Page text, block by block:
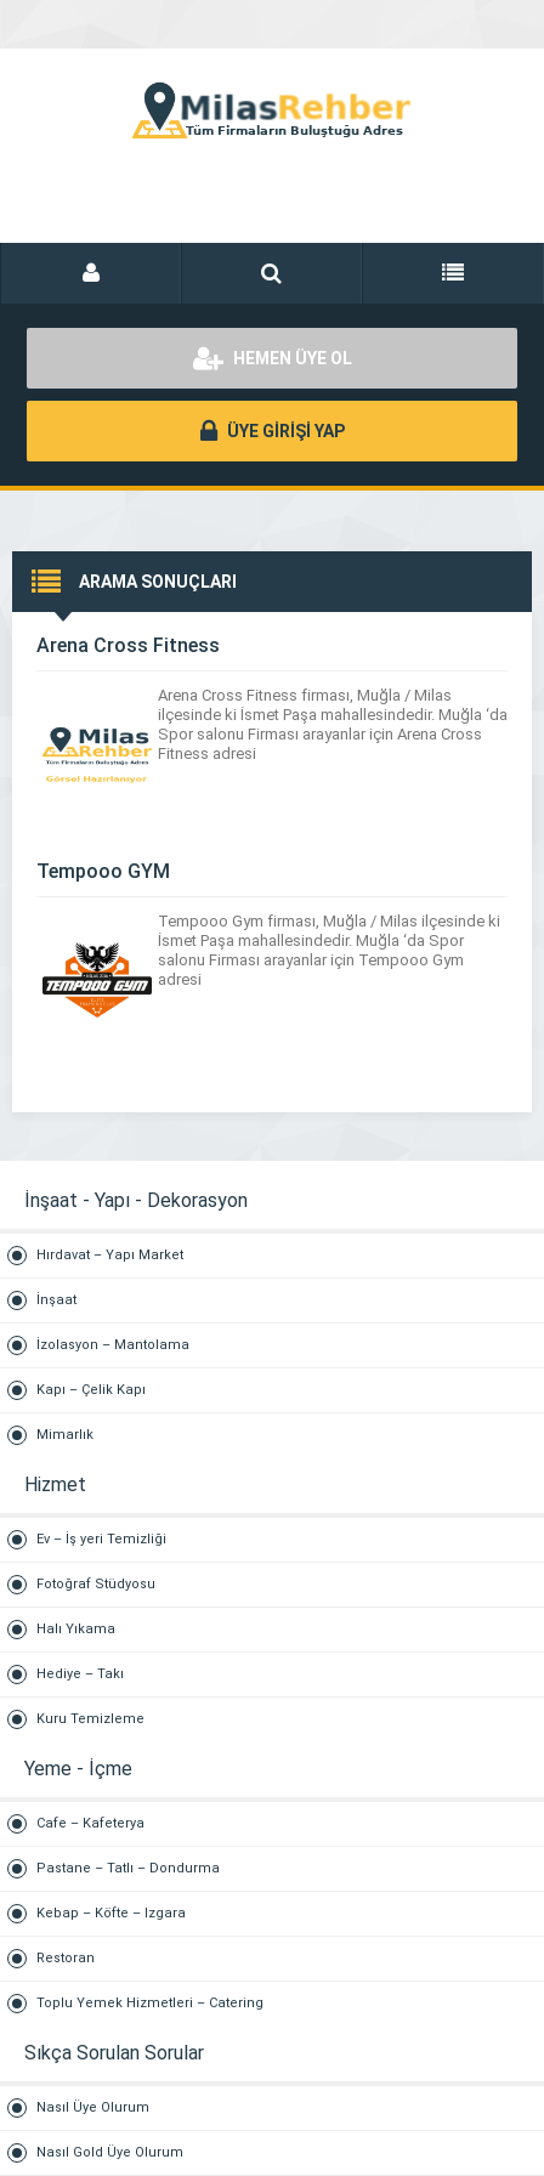
HEMEN ÜYE OL
ÜYE GİRİŞİ YAP
ARAMA SONUÇLARI
Arena Cross Fitness
Arena Cross Fitness firması, Muğla / Milas
ilçesinde ki İsmet Paşa mahallesindedir. Muğla ‘da
Spor salonu Firması arayanlar için Arena Cross
Fitness adresi
Tempooo GYM
Tempooo Gym firması, Muğla / Milas ilçesinde ki
İsmet Paşa mahallesindedir. Muğla ‘da Spor
salonu Firması arayanlar için Tempooo Gym
adresi
İnşaat - Yapı - Dekorasyon
Hırdavat – Yapı Market
İnşaat
İzolasyon – Mantolama
Kapı – Çelik Kapı
Mimarlık
Hizmet
Ev – İş yeri Temizliği
Fotoğraf Stüdyosu
Halı Yıkama
Hediye – Takı
Kuru Temizleme
Yeme - İçme
Cafe – Kafeterya
Pastane – Tatlı – Dondurma
Kebap – Köfte – Izgara
Restoran
Toplu Yemek Hizmetleri – Catering
Sıkça Sorulan Sorular
Nasıl Üye Olurum
Nasıl Gold Üye Olurum